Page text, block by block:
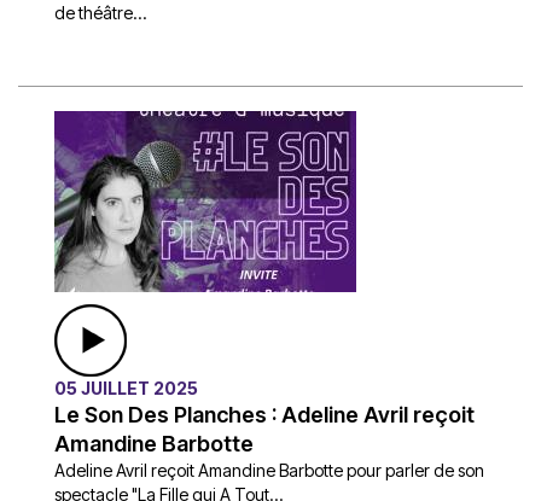
de théâtre...
05 JUILLET 2025
Le Son Des Planches : Adeline Avril reçoit
Amandine Barbotte
Adeline Avril reçoit Amandine Barbotte pour parler de son
spectacle "La Fille qui A Tout...